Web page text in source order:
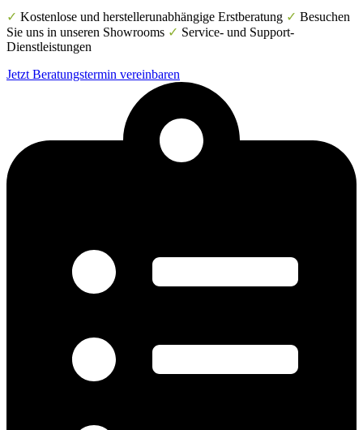
✓ Kostenlose und herstellerunabhängige Erstberatung ✓ Besuchen
Sie uns in unseren Showrooms ✓ Service- und Support-
Dienstleistungen
Jetzt Beratungstermin vereinbaren